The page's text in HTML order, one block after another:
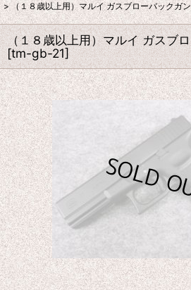
> （１８歳以上用）マルイ ガスブローバックガ
（１８歳以上用）マルイ ガスブ
[tm-gb-21]